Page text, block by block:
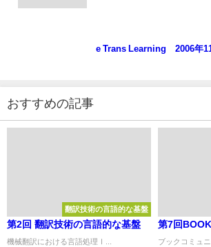
e Trans Learning 2006年
おすすめの記事
翻訳技術の言語的な基盤
第2回 翻訳技術の言語的な基盤
機械翻訳における言語処理Ⅰ...
第7回
ブックコミュ